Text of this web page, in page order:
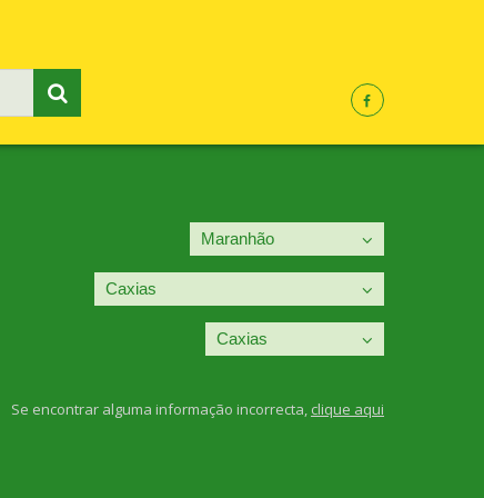
Se encontrar alguma informação incorrecta, clique aqui